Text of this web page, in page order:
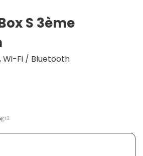
S 3ème
Wi-Fi / Bluetooth
13